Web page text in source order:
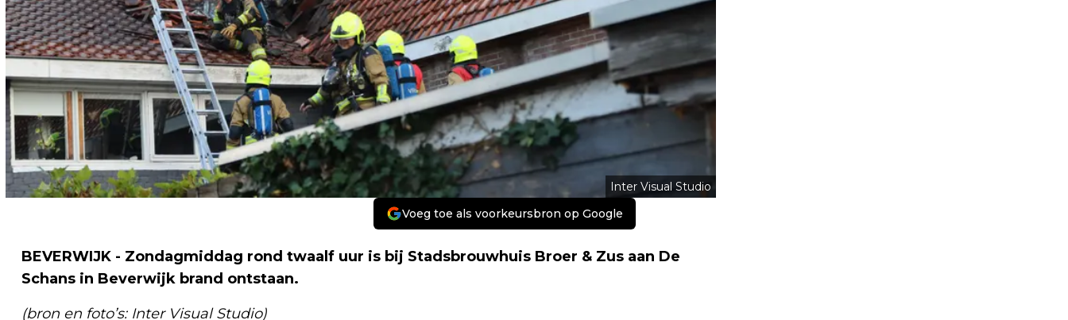
Inter Visual Studio
Voeg toe als voorkeursbron op Google
BEVERWIJK - Zondagmiddag rond twaalf uur is bij Stadsbrouwhuis Broer & Zus aan De
Schans in Beverwijk brand ontstaan.
(bron en foto’s: Inter Visual Studio)